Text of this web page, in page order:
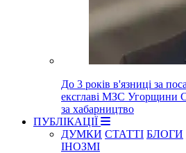
До 3 років в'язниці за
ексглаві МЗС Угорщини
за хабарництво
ПУБЛІКАЦІЇ
ДУМКИ СТАТТІ БЛОГИ
ІНОЗМІ